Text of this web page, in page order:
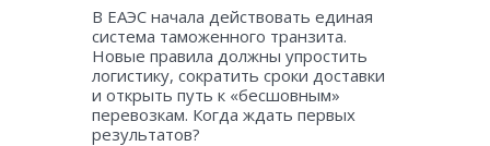
В ЕАЭС начала действовать единая
система таможенного транзита.
Новые правила должны упростить
логистику, сократить сроки доставки
и открыть путь к «бесшовным»
перевозкам. Когда ждать первых
результатов?